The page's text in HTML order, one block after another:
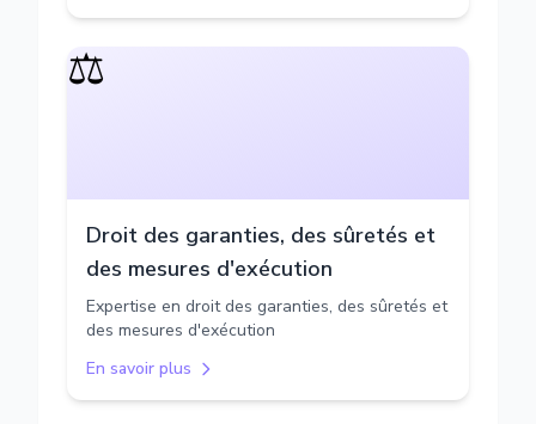
⚖️
Droit des garanties, des sûretés et
des mesures d'exécution
Expertise en droit des garanties, des sûretés et
des mesures d'exécution
En savoir plus